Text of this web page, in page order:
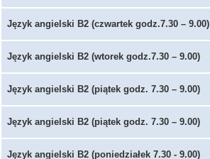
Język angielski B2 (czwartek godz.7.30 – 9.00)
Język angielski B2 (wtorek godz.7.30 – 9.00)
Język angielski B2 (piątek godz. 7.30 – 9.00)
Język angielski B2 (piątek godz. 7.30 – 9.00)
Język angielski B2 (poniedziałek 7.30 - 9.00)